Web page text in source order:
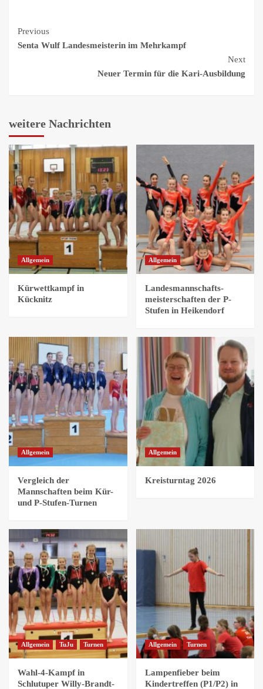
Continue
Previous
Senta Wulf Landesmeisterin im Mehrkampf
Next
Neuer Termin für die Kari-Ausbildung
weitere Nachrichten
Allgemein
Kürwettkampf in
Kücknitz
Allgemein
Landesmannschafts-
meisterschaften der P-
Stufen in Heikendorf
Allgemein
Vergleich der
Mannschaften beim Kür-
und P-Stufen-Turnen
Allgemein
Kreisturntag 2026
Allgemein TuJu Turnen
Wahl-4-Kampf in
Schlutuper Willy-Brandt-
Allgemein Turnen
Lampenfieber beim
Kindertreffen (P1/P2) in